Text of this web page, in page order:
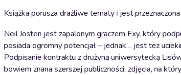
Książka porusza drażliwe tematy i jest
Neil Josten jest zapalonym graczem Exy, który
posiada ogromny potencjał – jednak… jest też
Podpisanie kontraktu z drużyną uniwersytecką
bowiem znana szerszej publiczności; zdjęcia, na